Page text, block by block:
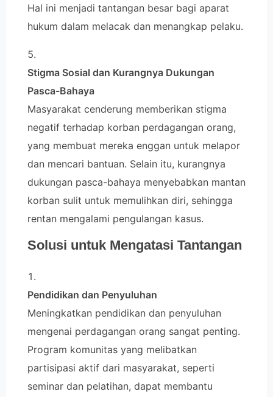
Hal ini menjadi tantangan besar bagi aparat
hukum dalam melacak dan menangkap pelaku.
Stigma Sosial dan Kurangnya Dukungan
Pasca-Bahaya
Masyarakat cenderung memberikan stigma
negatif terhadap korban perdagangan orang,
yang membuat mereka enggan untuk melapor
dan mencari bantuan. Selain itu, kurangnya
dukungan pasca-bahaya menyebabkan mantan
korban sulit untuk memulihkan diri, sehingga
rentan mengalami pengulangan kasus.
Solusi untuk Mengatasi Tantangan
Pendidikan dan Penyuluhan
Meningkatkan pendidikan dan penyuluhan
mengenai perdagangan orang sangat penting.
Program komunitas yang melibatkan
partisipasi aktif dari masyarakat, seperti
seminar dan pelatihan, dapat membantu